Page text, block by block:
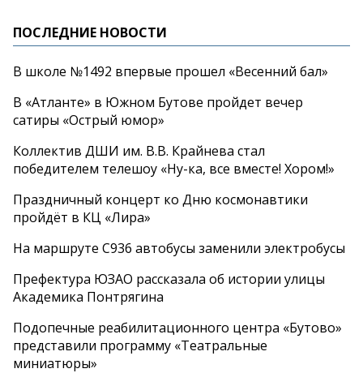
ПОСЛЕДНИЕ НОВОСТИ
В школе №1492 впервые прошел «Весенний бал»
В «Атланте» в Южном Бутове пройдет вечер
сатиры «Острый юмор»
Коллектив ДШИ им. В.В. Крайнева стал
победителем телешоу «Ну-ка, все вместе! Хором!»
Праздничный концерт ко Дню космонавтики
пройдёт в КЦ «Лира»
На маршруте С936 автобусы заменили электробусы
Префектура ЮЗАО рассказала об истории улицы
Академика Понтрягина
Подопечные реабилитационного центра «Бутово»
представили программу «Театральные
миниатюры»